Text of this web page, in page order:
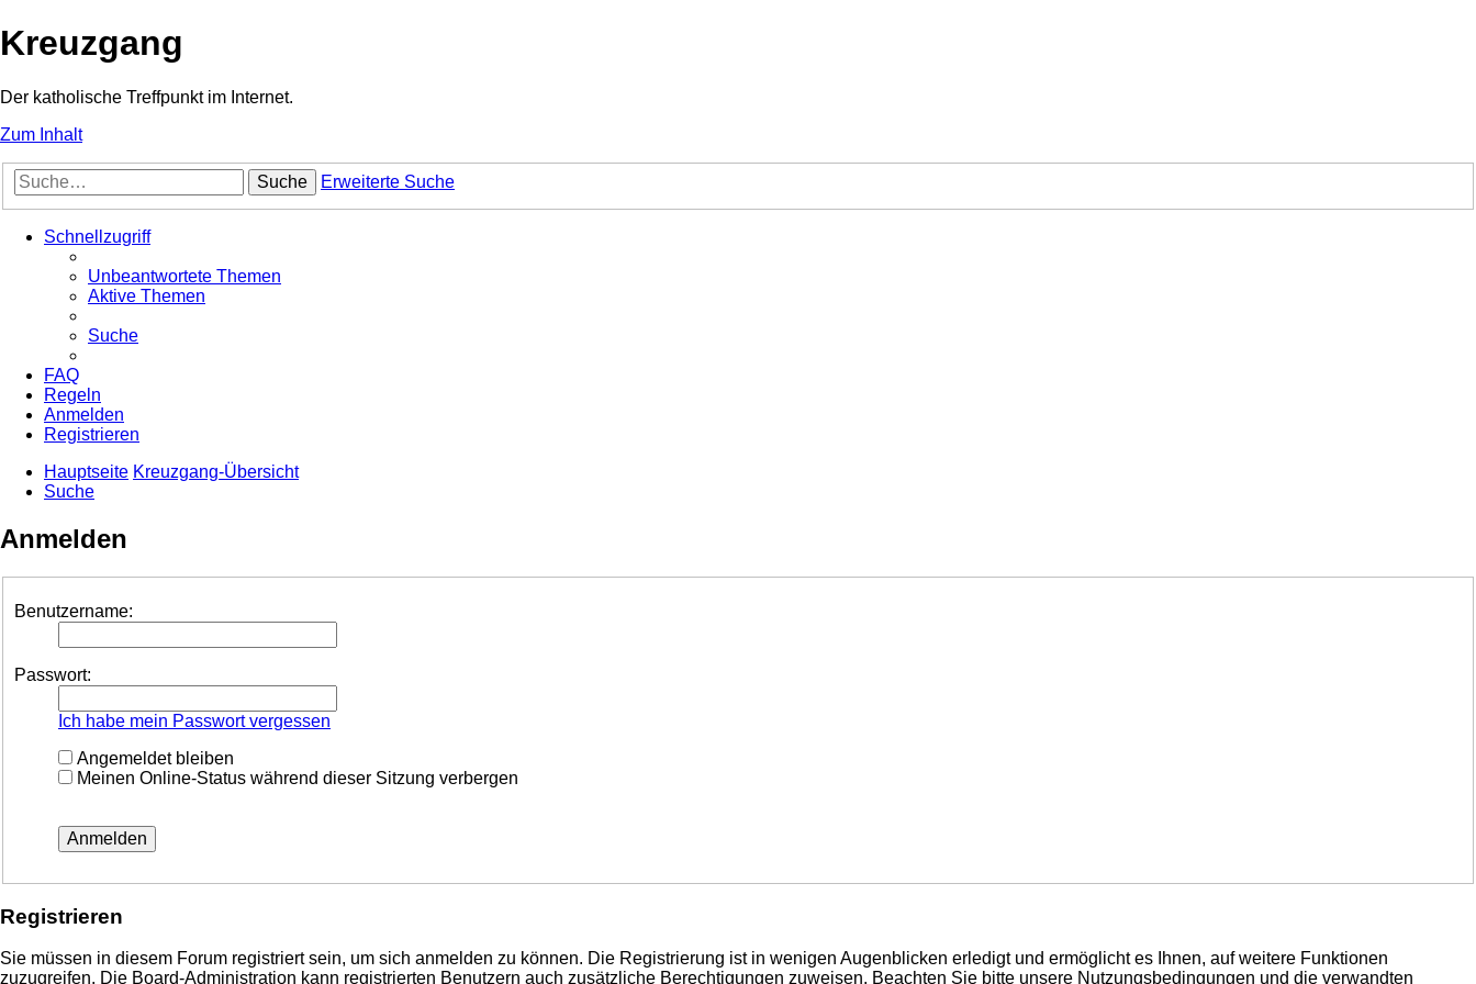
Kreuzgang
Der katholische Treffpunkt im Internet.
Zum Inhalt
Suche Erweiterte Suche
Schnellzugriff
Unbeantwortete Themen
Aktive Themen
Suche
FAQ
Regeln
Anmelden
Registrieren
Hauptseite Kreuzgang-Übersicht
Suche
Anmelden
Benutzername:
Passwort:
Ich habe mein Passwort vergessen
Angemeldet bleiben
Meinen Online-Status während dieser Sitzung verbergen
Registrieren
Sie müssen in diesem Forum registriert sein, um sich anmelden zu können. Die Registrierung ist in wenigen Augenblicken erledigt und ermöglicht es Ihnen, auf weitere Funktionen
zuzugreifen. Die Board-Administration kann registrierten Benutzern auch zusätzliche Berechtigungen zuweisen. Beachten Sie bitte unsere Nutzungsbedingungen und die verwandten